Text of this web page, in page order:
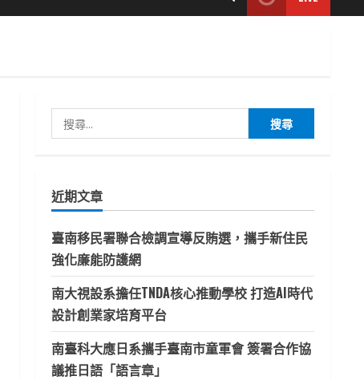
尋
字:
近期文章
臺南移民署聯合檢調宣導反賄選，攜手新住民
強化廉能防護網
南大視設系擔任TNDA核心推動學校 打造AI時代
設計創業家培育平台
南臺科大應日系攜手臺南市童軍會 簽署合作協
議推日語「語言章」